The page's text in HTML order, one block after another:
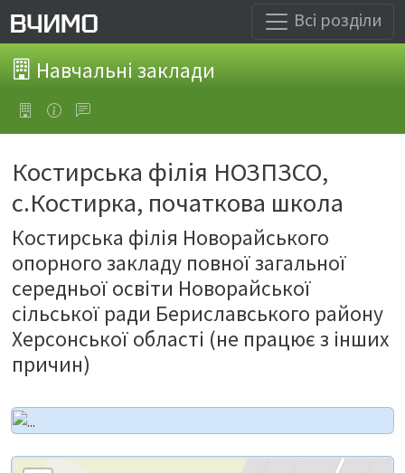
Всі розділи
Навчальні заклади
Костирська філія НОЗПЗСО,
с.Костирка, початкова школа
Костирська філія Новорайського
опорного закладу повної загальної
середньої освіти Новорайської
сільської ради Бериславського району
Херсонської області (не працює з інших
причин)